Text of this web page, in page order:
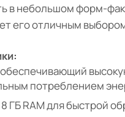
в небольшом форм-
его отличным
потреблением
8 ГБ RAM для быстрой